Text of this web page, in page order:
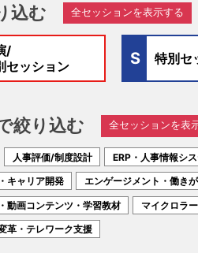
込む 全セッションを表示する
/
セッション
特別セ
絞り込む 全セッションを表
人事評価/制度設計 ERP・人事情報シ
キャリア開発 エンゲージメント・働き
動画コンテンツ・学習教材 マイクロラ
革・テレワーク支援